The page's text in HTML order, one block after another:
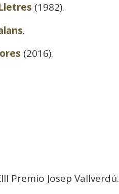
(1982).
.
(2016).
Premio Josep Vallverdú.